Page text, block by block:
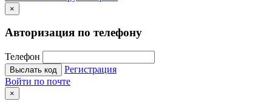
×
Авторизация по телефону
Телефон
Выслать код
Регистрация
Войти по почте
×